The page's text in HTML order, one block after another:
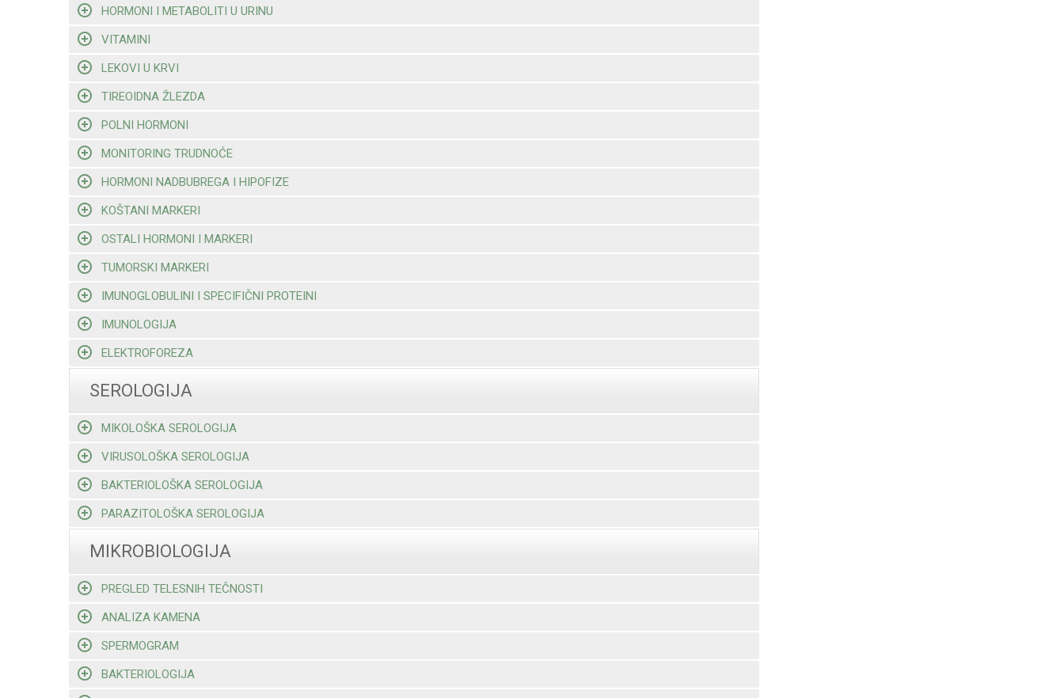
HORMONI I METABOLITI U URINU
VITAMINI
LEKOVI U KRVI
TIREOIDNA ŽLEZDA
POLNI HORMONI
MONITORING TRUDNOĆE
HORMONI NADBUBREGA I HIPOFIZE
KOŠTANI MARKERI
OSTALI HORMONI I MARKERI
TUMORSKI MARKERI
IMUNOGLOBULINI I SPECIFIČNI PROTEINI
IMUNOLOGIJA
ELEKTROFOREZA
SEROLOGIJA
MIKOLOŠKA SEROLOGIJA
VIRUSOLOŠKA SEROLOGIJA
BAKTERIOLOŠKA SEROLOGIJA
PARAZITOLOŠKA SEROLOGIJA
MIKROBIOLOGIJA
PREGLED TELESNIH TEČNOSTI
ANALIZA KAMENA
SPERMOGRAM
BAKTERIOLOGIJA